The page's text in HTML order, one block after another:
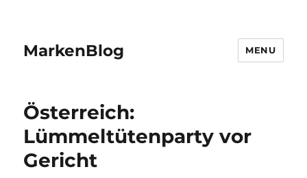
MarkenBlog MENU
Österreich:
Lümmeltütenparty vor
Gericht